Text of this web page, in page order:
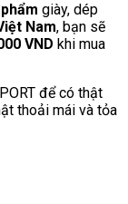
giày, dép
Nam, bạn sẽ
VND khi mua
để có thật
thoải mái và tỏa